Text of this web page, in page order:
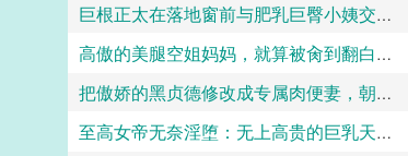
巨根正太在落地窗前与肥乳巨臀小姨交配（子宫交，毒龙钻，乱伦，口交（深））
高傲的美腿空姐妈妈，就算被肏到翻白眼，也要扭着肥臀对巨根儿子进行性教育与绿奴培训
枯藤老树
把傲娇的黑贞德修改成专属肉便妻，朝着迦勒底皇帝的宝座进发吧、
至高女帝无奈淫堕：无上高贵的巨乳天界女帝被迫嫁给矮小猥琐凡人并堕落成喷乳饮尿母狗！